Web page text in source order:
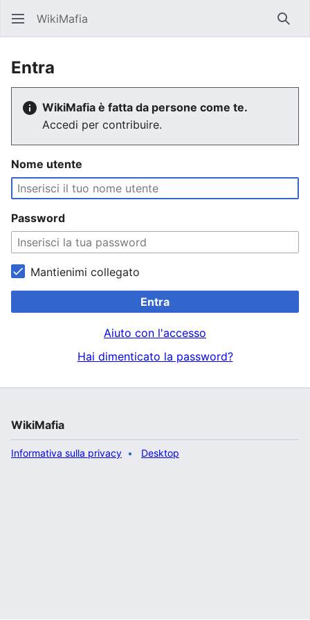
WikiMafia
Entra
WikiMafia è fatta da persone come te.
Accedi per contribuire.
Nome utente
Password
Mantienimi collegato
Entra
Aiuto con l'accesso
Hai dimenticato la password?
WikiMafia
Informativa sulla privacy Desktop